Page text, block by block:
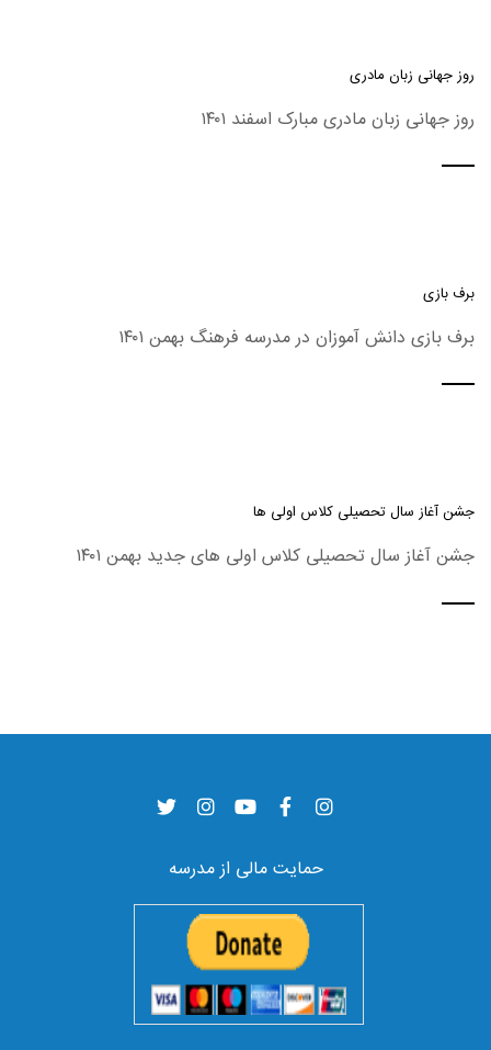
روز جهانی زبان مادری
روز جهانی زبان مادری مبارک اسفند ۱۴۰۱
برف بازی
برف بازی دانش آموزان در مدرسه فرهنگ بهمن ۱۴۰۱
جشن آغاز سال تحصیلی کلاس اولی ها
جشن آغاز سال تحصیلی کلاس اولی های جدید بهمن ۱۴۰۱
حمایت مالی از مدرسه